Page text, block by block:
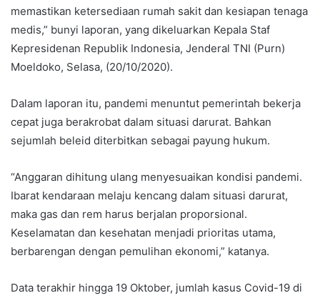
memastikan ketersediaan rumah sakit dan kesiapan tenaga
medis,” bunyi laporan, yang dikeluarkan Kepala Staf
Kepresidenan Republik Indonesia, Jenderal TNI (Purn)
Moeldoko, Selasa, (20/10/2020).
Dalam laporan itu, pandemi menuntut pemerintah bekerja
cepat juga berakrobat dalam situasi darurat. Bahkan
sejumlah beleid diterbitkan sebagai payung hukum.
“Anggaran dihitung ulang menyesuaikan kondisi pandemi.
Ibarat kendaraan melaju kencang dalam situasi darurat,
maka gas dan rem harus berjalan proporsional.
Keselamatan dan kesehatan menjadi prioritas utama,
berbarengan dengan pemulihan ekonomi,” katanya.
Data terakhir hingga 19 Oktober, jumlah kasus Covid-19 di